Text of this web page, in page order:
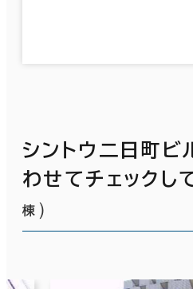
シントウ二日町ビ
わせてチェックし
棟 ）